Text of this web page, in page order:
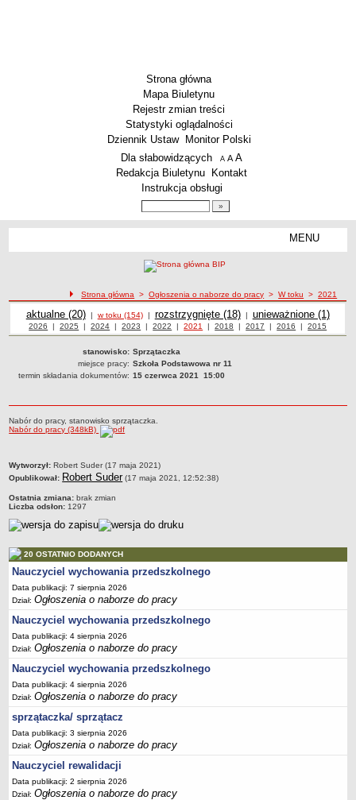
Strona główna
Mapa Biuletynu
Rejestr zmian treści
Statystyki oglądalności
Dziennik Ustaw
Monitor Polski
Menu dodatkowe
Dla słabowidzących A pomniejsz czcionkę
A standardowy rozmiar czcionki
A
Redakcja Biuletynu
Kontakt
Instrukcja obsługi
MENU
Żłobki i przedszkola
Szkoły podstawowe
Szkoły ponadpodstawowe
Inne placówki
PRACA W PLACÓWKACH OŚWIATWYCH
PRZETARGI
SPRAWOZDANIA FINANSOWE
2019
2020
2021
2022
2024
2025
OGŁOSZENIA
DEKLARACJA DOSTĘPNOŚCI
2021
2025
RAPORTY O STANIE DOSTĘPNOŚCI
Strona główna >Ogłoszenia o naborze do pracy >W toku >2021
Ogłoszenia o naborze
aktualne (20)| Ogłoszenia o naborze
w toku (154)| Ogłoszenia o naborze
rozstrzygnięte (18)| Ogłoszenia o naborze
unieważnione (1)
Ogłoszenia o naborze z roku
2026 |Ogłoszenia o naborze z roku
2025 |Ogłoszenia o naborze z roku
2024 |Ogłoszenia o naborze z roku
2023 |Ogłoszenia o naborze z roku
2022 |Ogłoszenia o naborze z roku
2021 |Ogłoszenia o naborze z roku
2018 |Ogłoszenia o naborze z roku
2017 |
Ogłoszenia o
naborze z roku
2016 | Ogłoszenia
o naborze z
2015
stanowisko: Sprzątaczka
miejsce pracy: Szkoła Podstawowa nr 11
termin składania dokumentów: 15 czerwca 2021 15:00
Nabór do pracy, stanowisko sprzątaczka.
Nabór do pracy (348kB)
metryczka
Wytworzył: Robert Suder (17 maja 2021)
Opublikował: Robert Suder(17 maja 2021, 12:52:38)
Ostatnia zmiana: brak zmian
Liczba odsłon: 1297
20 OSTATNIO DODANYCH
Nauczyciel wychowania przedszkolnego
Data publikacji: 7 sierpnia 2026
Dział:Ogłoszenia o naborze do pracy
Nauczyciel wychowania przedszkolnego
Data publikacji: 4 sierpnia 2026
Dział:Ogłoszenia o naborze do pracy
Nauczyciel wychowania przedszkolnego
Data publikacji: 4 sierpnia 2026
Dział:Ogłoszenia o naborze do pracy
sprzątaczka/ sprzątacz
Data publikacji: 3 sierpnia 2026
Dział:Ogłoszenia o naborze do pracy
Nauczyciel rewalidacji
Data publikacji: 2 sierpnia 2026
Dział:Ogłoszenia o naborze do pracy